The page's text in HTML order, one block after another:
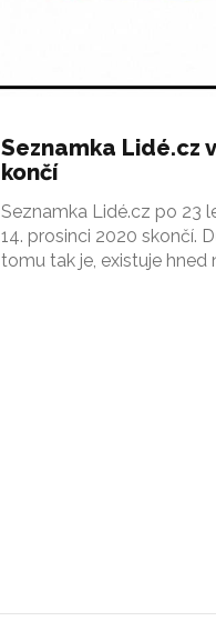
Seznamka Lidé.cz
končí
Seznamka Lidé.cz po 23
14. prosinci 2020 skončí.
tomu tak je, existuje hned